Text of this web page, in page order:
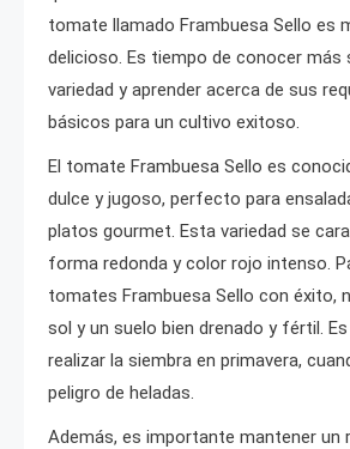
tomate llamado Frambuesa Sello es
delicioso. Es tiempo de conocer más
variedad y aprender acerca de sus
básicos para un cultivo exitoso.
El tomate Frambuesa Sello es
dulce y jugoso, perfecto para
platos gourmet. Esta variedad se
forma redonda y color rojo intenso.
tomates Frambuesa Sello con éxito,
sol y un suelo bien drenado y fértil.
realizar la siembra en primavera,
peligro de heladas.
Además, es importante mantener un